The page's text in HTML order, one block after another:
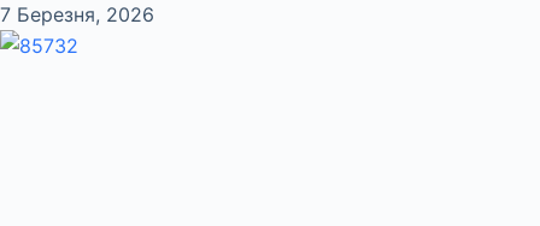
7 Березня, 2026